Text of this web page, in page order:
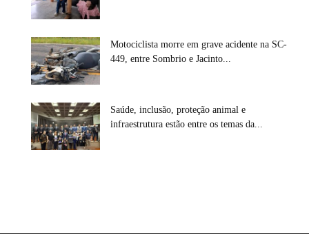
Motociclista morre em grave acidente na SC-
449, entre Sombrio e Jacinto...
Saúde, inclusão, proteção animal e
infraestrutura estão entre os temas da...